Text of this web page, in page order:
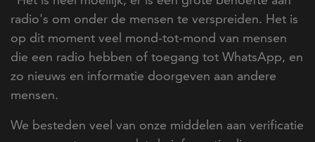
radio's om onder de mensen te verspreiden. Het is
op dit moment veel mond-tot-mond van mensen
die een radio hebben of toegang tot WhatsApp, en
zo nieuws en informatie doorgeven aan andere
mensen.
We besteden veel van onze middelen aan verificatie